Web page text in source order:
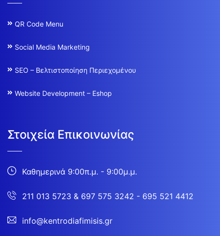
QR Code Menu
Social Media Marketing
SEO – Βελτιστοποίηση Περιεχομένου
Website Development – Eshop
Στοιχεία Επικοινωνίας
Καθημερινά 9:00π.μ. - 9:00μ.μ.
211 013 5723 & 697 575 3242 - 695 521 4412
info@kentrodiafimisis.gr